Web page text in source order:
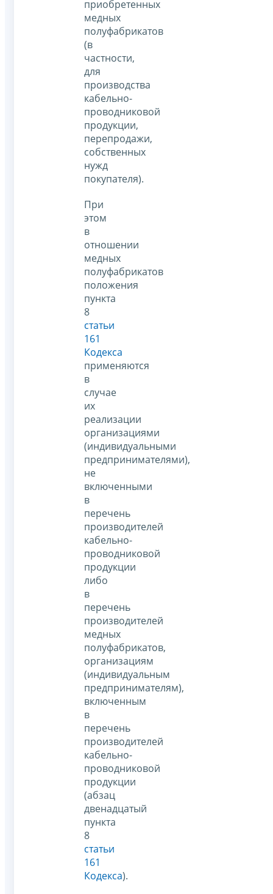
приобретенных
медных
полуфабрикатов
(в
частности,
для
производства
кабельно-
проводниковой
продукции,
перепродажи,
собственных
нужд
покупателя).
При
этом
в
отношении
медных
полуфабрикатов
положения
пункта
8
статьи
161
Кодекса
применяются
в
случае
их
реализации
организациями
(индивидуальными
предпринимателями),
не
включенными
в
перечень
производителей
кабельно-
проводниковой
продукции
либо
в
перечень
производителей
медных
полуфабрикатов,
организациям
(индивидуальным
предпринимателям),
включенным
в
перечень
производителей
кабельно-
проводниковой
продукции
(абзац
двенадцатый
пункта
8
статьи
161
Кодекса).